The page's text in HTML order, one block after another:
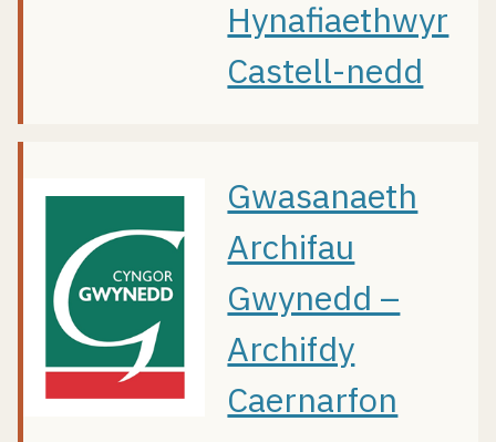
Hynafiaethwyr
Castell-nedd
Gwasanaeth
Archifau
Gwynedd –
Archifdy
Caernarfon